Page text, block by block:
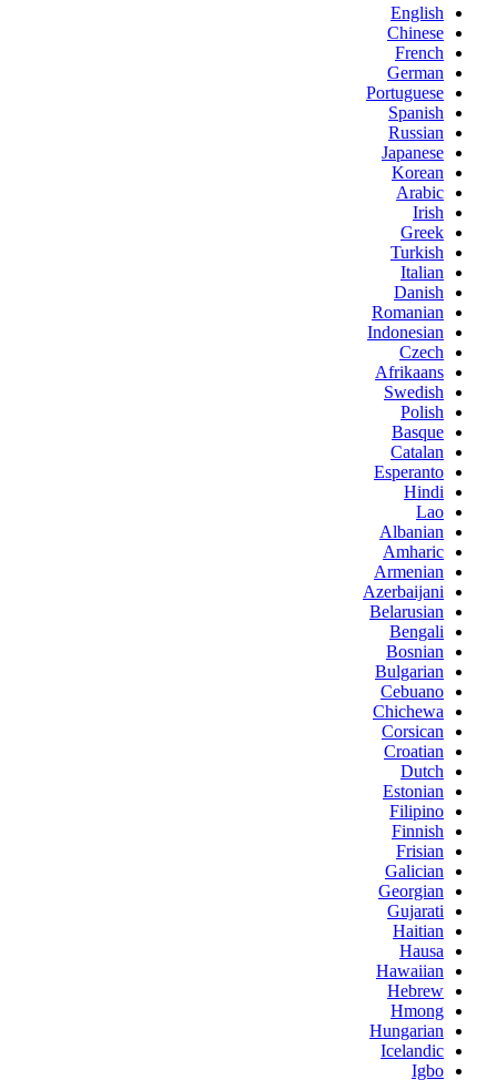
English
Chinese
French
German
Portuguese
Spanish
Russian
Japanese
Korean
Arabic
Irish
Greek
Turkish
Italian
Danish
Romanian
Indonesian
Czech
Afrikaans
Swedish
Polish
Basque
Catalan
Esperanto
Hindi
Lao
Albanian
Amharic
Armenian
Azerbaijani
Belarusian
Bengali
Bosnian
Bulgarian
Cebuano
Chichewa
Corsican
Croatian
Dutch
Estonian
Filipino
Finnish
Frisian
Galician
Georgian
Gujarati
Haitian
Hausa
Hawaiian
Hebrew
Hmong
Hungarian
Icelandic
Igbo